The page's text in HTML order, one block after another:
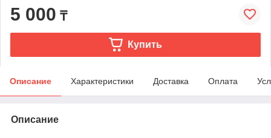
5 000 ₸
Купить
Описание Характеристики Доставка Оплата
Описание